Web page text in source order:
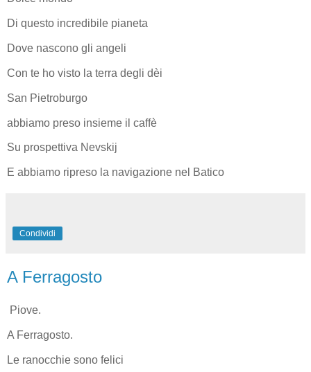
Di questo incredibile pianeta
Dove nascono gli angeli
Con te ho visto la terra degli dèi
San Pietroburgo
abbiamo preso insieme il caffè
Su prospettiva Nevskij
E abbiamo ripreso la navigazione nel Batico
Condividi
A Ferragosto
Piove.
A Ferragosto.
Le ranocchie sono felici